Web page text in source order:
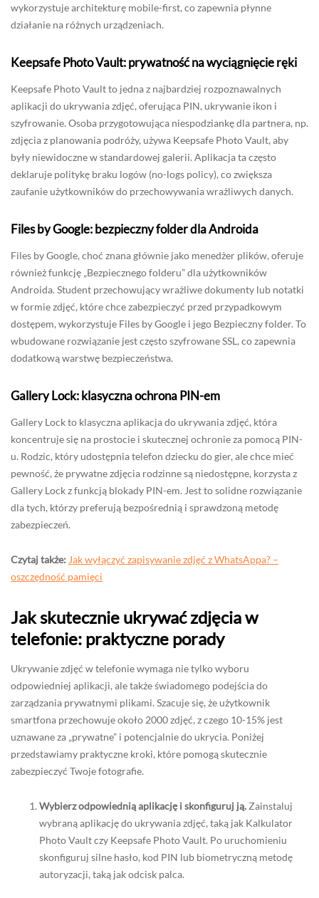
wykorzystuje architekturę mobile-first, co zapewnia płynne
działanie na różnych urządzeniach.
Keepsafe Photo Vault: prywatność na wyciągnięcie ręki
Keepsafe Photo Vault to jedna z najbardziej rozpoznawalnych
aplikacji do ukrywania zdjęć, oferująca PIN, ukrywanie ikon i
szyfrowanie. Osoba przygotowująca niespodziankę dla partnera, np.
zdjęcia z planowania podróży, używa Keepsafe Photo Vault, aby
były niewidoczne w standardowej galerii. Aplikacja ta często
deklaruje politykę braku logów (no-logs policy), co zwiększa
zaufanie użytkowników do przechowywania wrażliwych danych.
Files by Google: bezpieczny folder dla Androida
Files by Google, choć znana głównie jako menedżer plików, oferuje
również funkcję „Bezpiecznego folderu” dla użytkowników
Androida. Student przechowujący wrażliwe dokumenty lub notatki
w formie zdjęć, które chce zabezpieczyć przed przypadkowym
dostępem, wykorzystuje Files by Google i jego Bezpieczny folder. To
wbudowane rozwiązanie jest często szyfrowane SSL, co zapewnia
dodatkową warstwę bezpieczeństwa.
Gallery Lock: klasyczna ochrona PIN-em
Gallery Lock to klasyczna aplikacja do ukrywania zdjęć, która
koncentruje się na prostocie i skutecznej ochronie za pomocą PIN-
u. Rodzic, który udostępnia telefon dziecku do gier, ale chce mieć
pewność, że prywatne zdjęcia rodzinne są niedostępne, korzysta z
Gallery Lock z funkcją blokady PIN-em. Jest to solidne rozwiązanie
dla tych, którzy preferują bezpośrednią i sprawdzoną metodę
zabezpieczeń.
Czytaj także: Jak wyłączyć zapisywanie zdjęć z WhatsAppa? –
oszczędność pamięci
Jak skutecznie ukrywać zdjęcia w
telefonie: praktyczne porady
Ukrywanie zdjęć w telefonie wymaga nie tylko wyboru
odpowiedniej aplikacji, ale także świadomego podejścia do
zarządzania prywatnymi plikami. Szacuje się, że użytkownik
smartfona przechowuje około 2000 zdjęć, z czego 10-15% jest
uznawane za „prywatne” i potencjalnie do ukrycia. Poniżej
przedstawiamy praktyczne kroki, które pomogą skutecznie
zabezpieczyć Twoje fotografie.
Wybierz odpowiednią aplikację i skonfiguruj ją. Zainstaluj
wybraną aplikację do ukrywania zdjęć, taką jak Kalkulator
Photo Vault czy Keepsafe Photo Vault. Po uruchomieniu
skonfiguruj silne hasło, kod PIN lub biometryczną metodę
autoryzacji, taką jak odcisk palca.